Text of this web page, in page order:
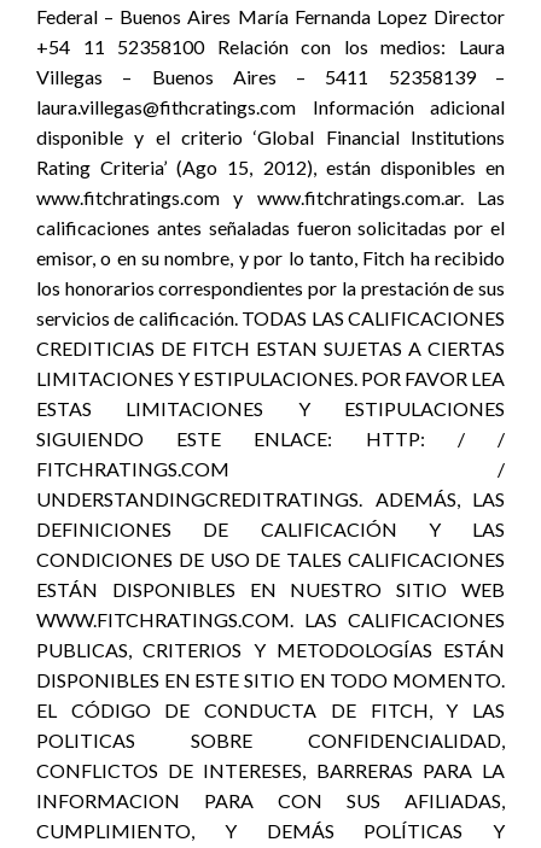
Federal – Buenos Aires María Fernanda Lopez Director
+54 11 52358100 Relación con los medios: Laura
Villegas – Buenos Aires – 5411 52358139 –
laura.villegas@fithcratings.com Información adicional
disponible y el criterio ‘Global Financial Institutions
Rating Criteria’ (Ago 15, 2012), están disponibles en
www.fitchratings.com y www.fitchratings.com.ar. Las
calificaciones antes señaladas fueron solicitadas por el
emisor, o en su nombre, y por lo tanto, Fitch ha recibido
los honorarios correspondientes por la prestación de sus
servicios de calificación. TODAS LAS CALIFICACIONES
CREDITICIAS DE FITCH ESTAN SUJETAS A CIERTAS
LIMITACIONES Y ESTIPULACIONES. POR FAVOR LEA
ESTAS LIMITACIONES Y ESTIPULACIONES
SIGUIENDO ESTE ENLACE: HTTP: / /
FITCHRATINGS.COM /
UNDERSTANDINGCREDITRATINGS. ADEMÁS, LAS
DEFINICIONES DE CALIFICACIÓN Y LAS
CONDICIONES DE USO DE TALES CALIFICACIONES
ESTÁN DISPONIBLES EN NUESTRO SITIO WEB
WWW.FITCHRATINGS.COM. LAS CALIFICACIONES
PUBLICAS, CRITERIOS Y METODOLOGÍAS ESTÁN
DISPONIBLES EN ESTE SITIO EN TODO MOMENTO.
EL CÓDIGO DE CONDUCTA DE FITCH, Y LAS
POLITICAS SOBRE CONFIDENCIALIDAD,
CONFLICTOS DE INTERESES, BARRERAS PARA LA
INFORMACION PARA CON SUS AFILIADAS,
CUMPLIMIENTO, Y DEMÁS POLÍTICAS Y